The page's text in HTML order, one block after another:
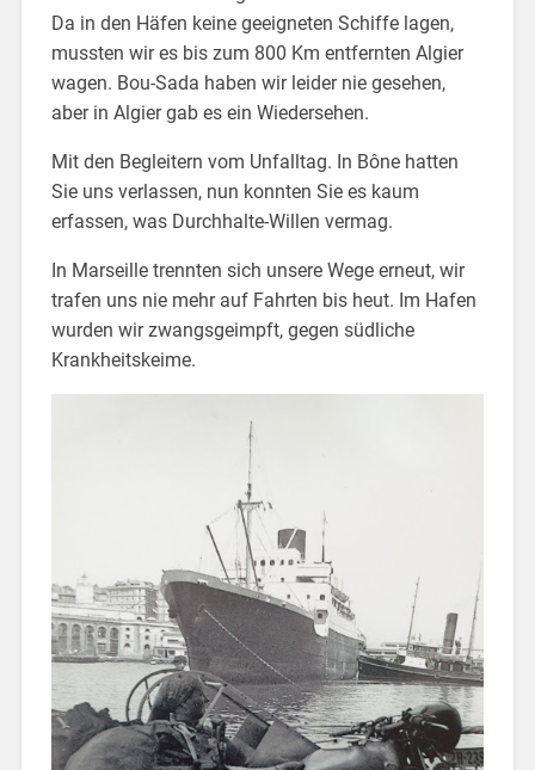
Da in den Häfen keine geeigneten Schiffe lagen,
mussten wir es bis zum 800 Km entfernten Algier
wagen. Bou-Sada haben wir leider nie gesehen,
aber in Algier gab es ein Wiedersehen.
Mit den Begleitern vom Unfalltag. In Bône hatten
Sie uns verlassen, nun konnten Sie es kaum
erfassen, was Durchhalte-Willen vermag.
In Marseille trennten sich unsere Wege erneut, wir
trafen uns nie mehr auf Fahrten bis heut. Im Hafen
wurden wir zwangsgeimpft, gegen südliche
Krankheitskeime.